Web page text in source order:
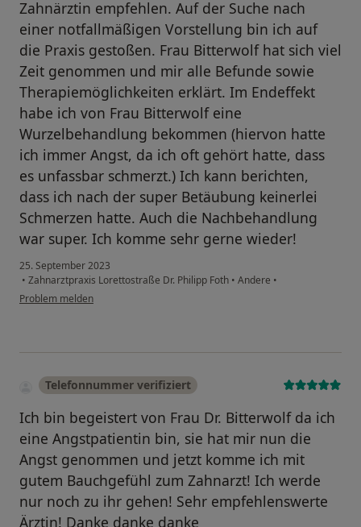
Zahnärztin empfehlen. Auf der Suche nach
einer notfallmäßigen Vorstellung bin ich auf
die Praxis gestoßen. Frau Bitterwolf hat sich viel
Zeit genommen und mir alle Befunde sowie
Therapiemöglichkeiten erklärt. Im Endeffekt
habe ich von Frau Bitterwolf eine
Wurzelbehandlung bekommen (hiervon hatte
ich immer Angst, da ich oft gehört hatte, dass
es unfassbar schmerzt.) Ich kann berichten,
dass ich nach der super Betäubung keinerlei
Schmerzen hatte. Auch die Nachbehandlung
war super. Ich komme sehr gerne wieder!
25. September 2023
• Zahnarztpraxis Lorettostraße Dr. Philipp Foth • Andere •
Problem melden
Telefonnummer verifiziert
Ich bin begeistert von Frau Dr. Bitterwolf da ich
eine Angstpatientin bin, sie hat mir nun die
Angst genommen und jetzt komme ich mit
gutem Bauchgefühl zum Zahnarzt! Ich werde
nur noch zu ihr gehen! Sehr empfehlenswerte
Ärztin! Danke danke danke